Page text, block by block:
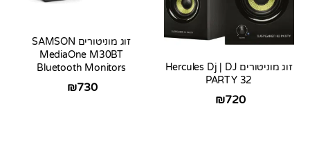
זוג מוניטורים Hercules Dj | DJ
PARTY 32
₪720
זוג מוניטורים SAMSON
MediaOne M30BT
Bluetooth Monitors
₪730